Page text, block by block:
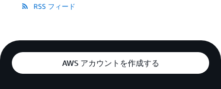
RSS フィード
AWS アカウントを作成する